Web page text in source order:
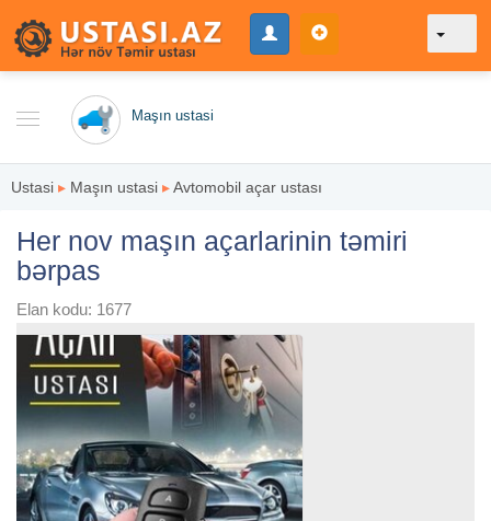
Maşın ustasi
Ustasi ▸ Maşın ustasi ▸Avtomobil açar ustası
Her nov maşın açarlarinin təmiri
bərpas
Elan kodu: 1677